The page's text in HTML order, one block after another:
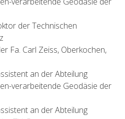
der Technischen
Fa. Carl Zeiss, Oberkochen,
an der Abteilung
verarbeitende Geodäsie der
an der Abteilung